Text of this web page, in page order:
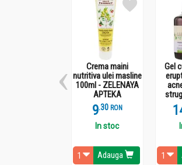
Vopsea par
Aplica pe par
extrem de hranitoare.
Crema maini
nutritiva ulei masline
100ml - ZELENAYA
APTEKA
9.3 RON
In stoc
Adauga
Gel